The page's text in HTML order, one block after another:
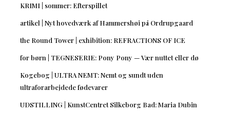
KRIMI | sommer: Efterspillet
artikel | Nyt hovedværk af Hammershøi på Ordrupgaard
the Round Tower | exhibition: REFRACTIONS OF ICE
for børn | TEGNESERIE: Pony Pony — Vær nuttet eller dø
Kogebog | ULTRA NEMT: Nemt og sundt uden
ultraforarbejdede fødevarer
UDSTILLING | KunstCentret Silkeborg Bad: Maria Dubin